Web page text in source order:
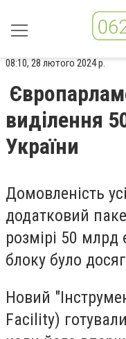
08:10, 28 лютого 2024 р.
виділення
України
Домовленість
додатковий
розмірі 50
блоку було
Новий
Facility)